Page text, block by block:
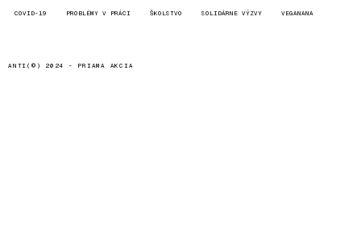
COVID-19 PROBLÉMY V PRÁCI ŠKOLSTVO SOLIDÁRNE VÝZVY VEGANANA
ANTI(©) 2024 - PRIAMA AKCIA